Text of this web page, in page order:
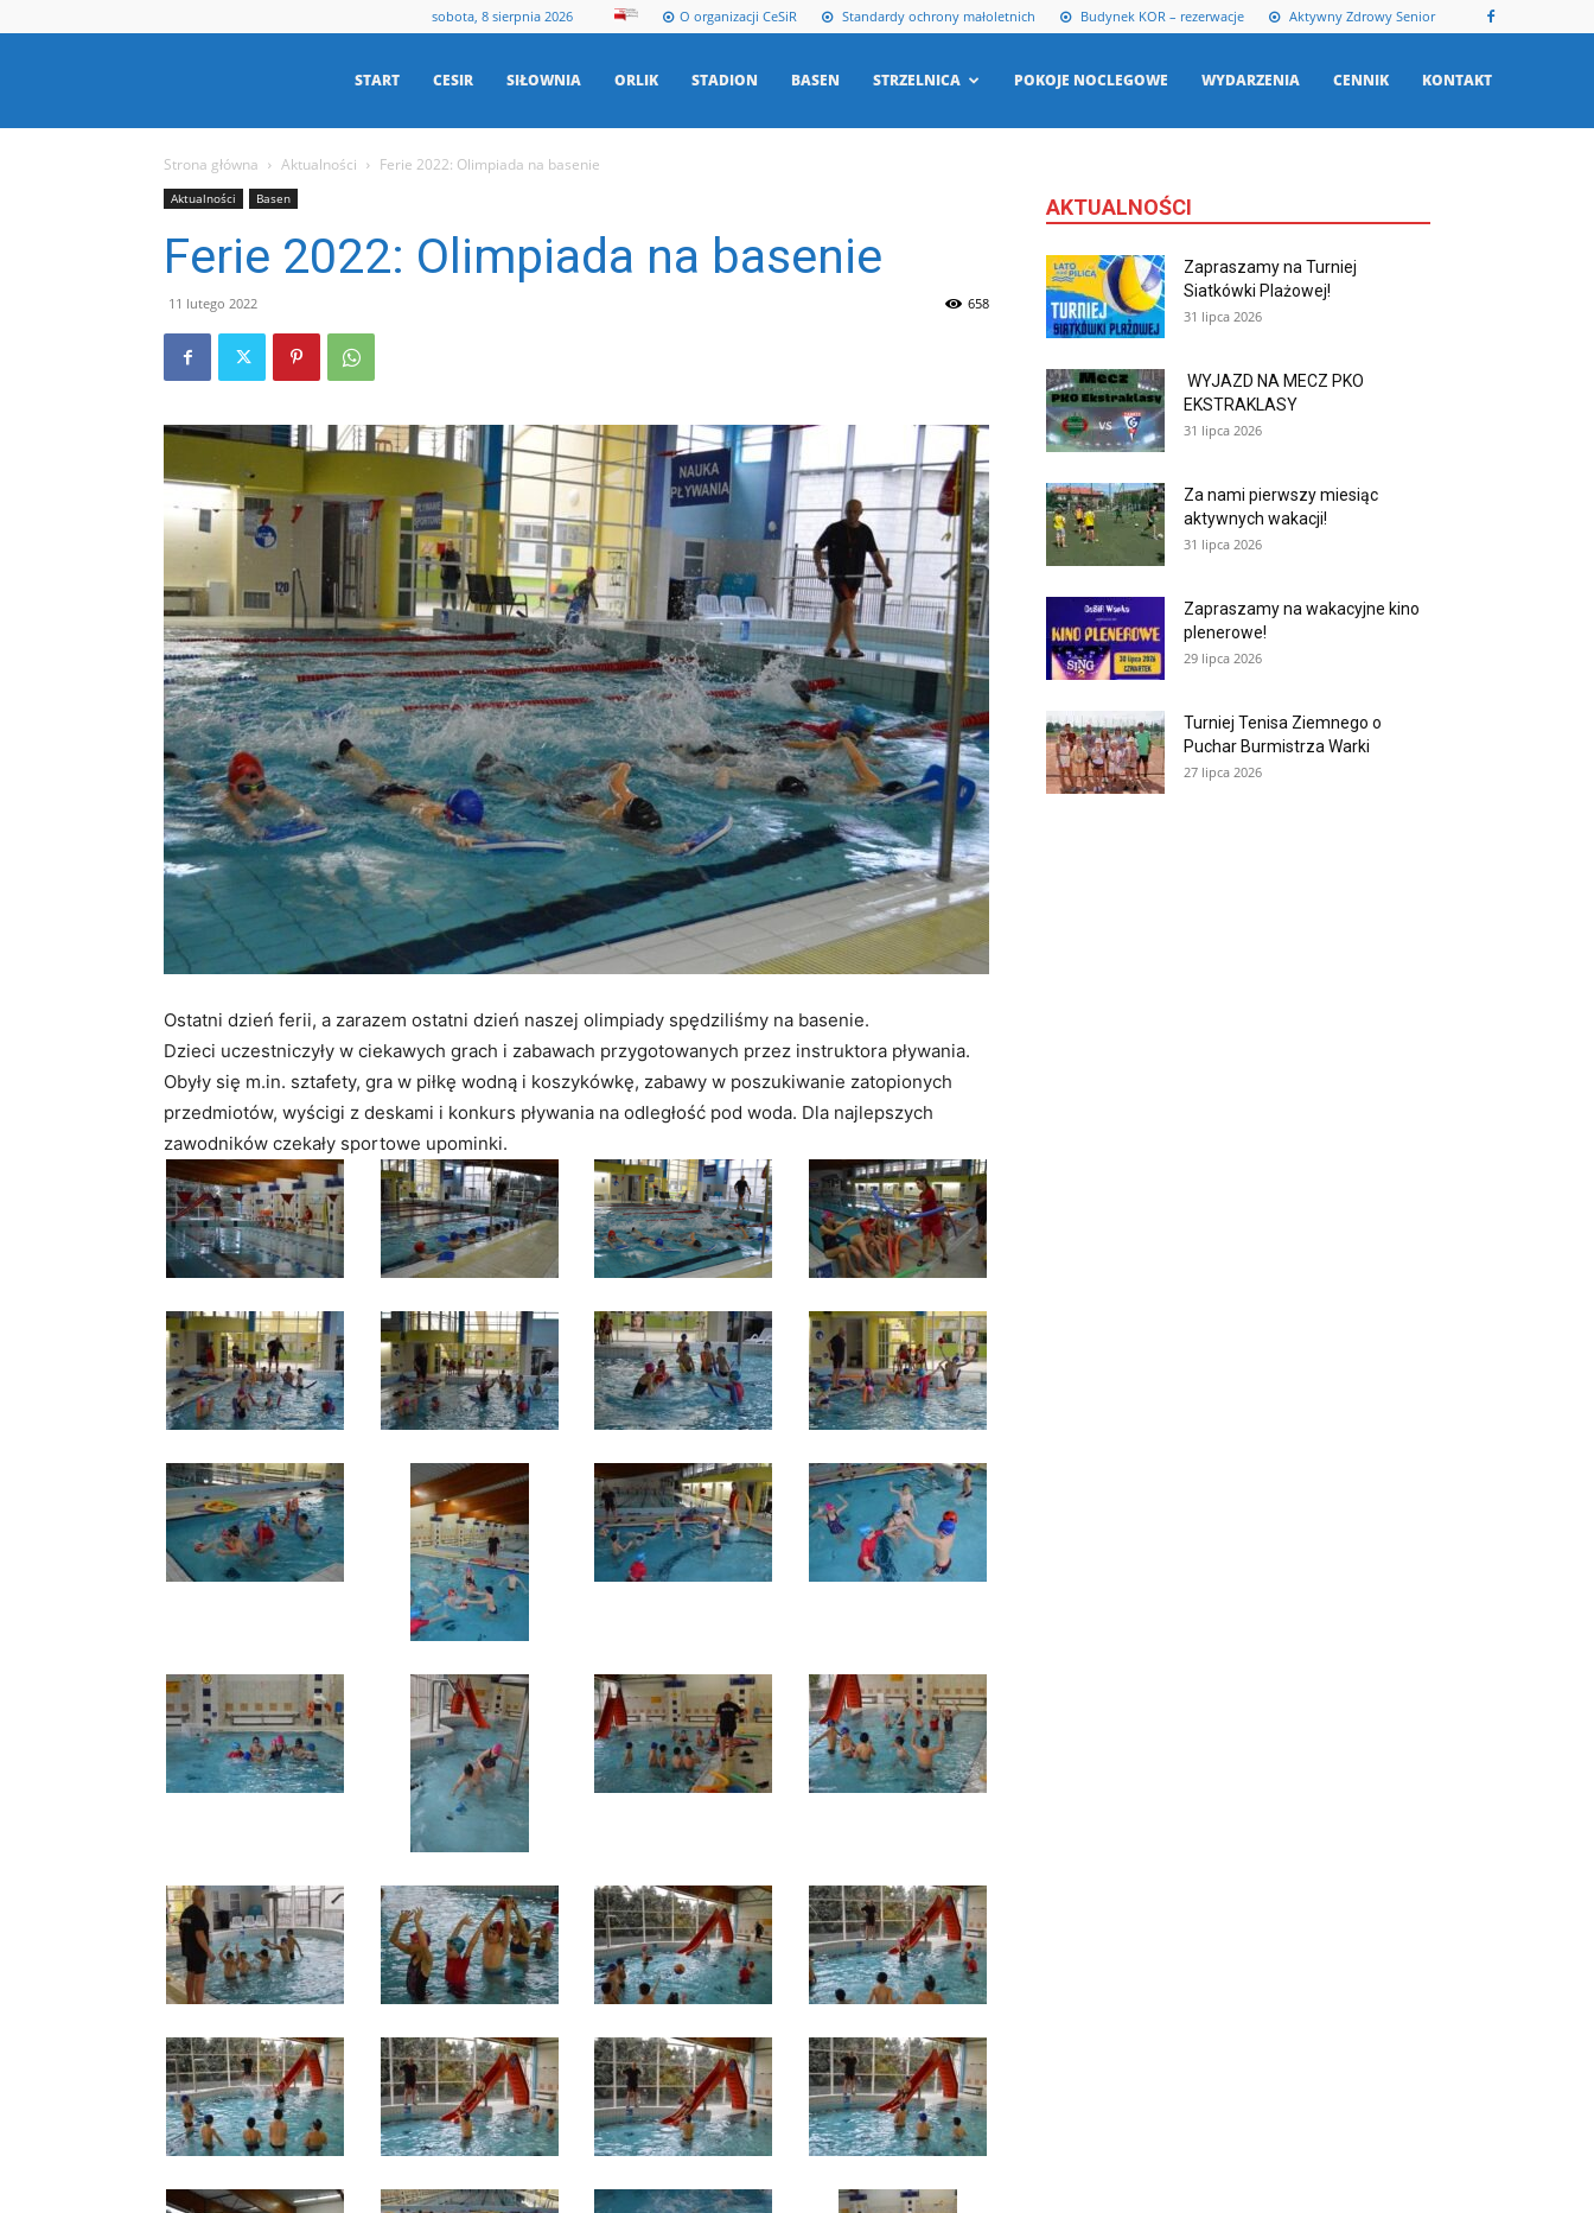
sobota, 8 sierpnia 2026 O organizacji CeSiR Standardy ochrony małoletnich Budynek KOR – rezerwacje Aktywny Zdrowy Senior
START CESIR SIŁOWNIA ORLIK STADION BASEN STRZELNICA POKOJE NOCLEGOWE WYDARZENIA CENNIK KONTAKT
Strona główna Aktualności Ferie 2022: Olimpiada na basenie
Aktualności Basen
Ferie 2022: Olimpiada na basenie
11 lutego 2022 658
Ostatni dzień ferii, a zarazem ostatni dzień naszej olimpiady spędziliśmy na basenie.
Dzieci uczestniczyły w ciekawych grach i zabawach przygotowanych przez instruktora pływania.
Obyły się m.in. sztafety, gra w piłkę wodną i koszykówkę, zabawy w poszukiwanie zatopionych
przedmiotów, wyścigi z deskami i konkurs pływania na odległość pod woda. Dla najlepszych
zawodników czekały sportowe upominki.
AKTUALNOŚCI
Zapraszamy na Turniej
Siatkówki Plażowej!
31 lipca 2026
WYJAZD NA MECZ PKO
EKSTRAKLASY
31 lipca 2026
Za nami pierwszy miesiąc
aktywnych wakacji!
31 lipca 2026
Zapraszamy na wakacyjne kino
plenerowe!
29 lipca 2026
Turniej Tenisa Ziemnego o
Puchar Burmistrza Warki
27 lipca 2026